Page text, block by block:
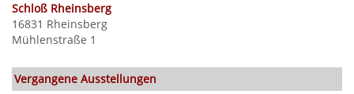
Schloß Rheinsberg
16831 Rheinsberg
Mühlenstraße 1
Vergangene Ausstellungen